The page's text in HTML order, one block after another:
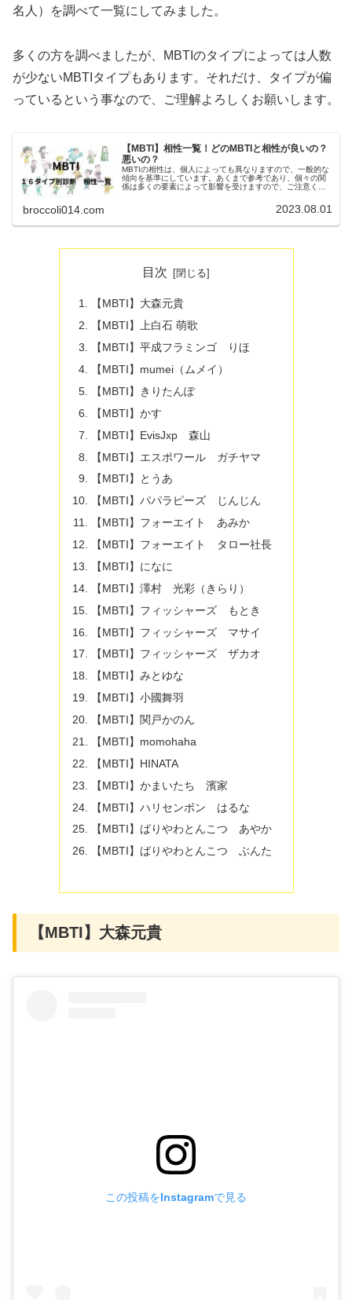
名人）を調べて一覧にしてみました。
多くの方を調べましたが、MBTIのタイプによっては人数
が少ないMBTIタイプもあります。それだけ、タイプが偏
っているという事なので、ご理解よろしくお願いします。
【MBTI】相性一覧！どのMBTIと相性が良いの？
悪いの？
MBTIの相性は、個人によっても異なりますので、一般的な
傾向を基準にしています。あくまで参考であり、個々の関
係は多くの要素によって影響を受けますので、ご注意くだ
ランスの取れた関係性、共通している関係性、類似してい
る関係性」など様々な要素から相性を決められています。
broccoli014.com 2023.08.01
目次
【MBTI】大森元貴
【MBTI】上白石 萌歌
【MBTI】平成フラミンゴ りほ
【MBTI】mumei（ムメイ）
【MBTI】きりたんぽ
【MBTI】かす
【MBTI】EvisJxp 森山
【MBTI】エスポワール ガチヤマ
【MBTI】とうあ
【MBTI】パパラピーズ じんじん
【MBTI】フォーエイト あみか
【MBTI】フォーエイト タロー社長
【MBTI】になに
【MBTI】澤村 光彩（きらり）
【MBTI】フィッシャーズ もとき
【MBTI】フィッシャーズ マサイ
【MBTI】フィッシャーズ ザカオ
【MBTI】みとゆな
【MBTI】小國舞羽
【MBTI】関戸かのん
【MBTI】momohaha
【MBTI】HINATA
【MBTI】かまいたち 濱家
【MBTI】ハリセンボン はるな
【MBTI】ばりやわとんこつ あやか
【MBTI】ばりやわとんこつ ぶんた
【MBTI】大森元貴
この投稿をInstagramで見る